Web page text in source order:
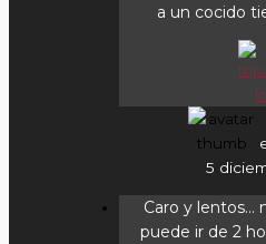
a un cocido
5
Caro y lentos…
puede ir de 2